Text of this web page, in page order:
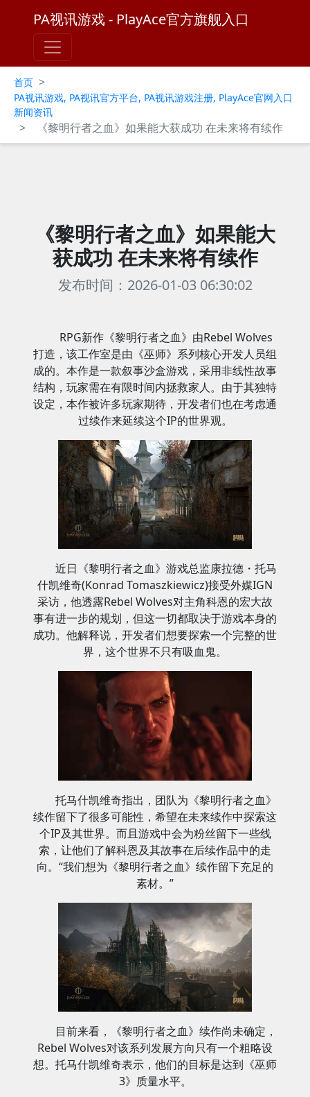
PA视讯游戏 - PlayAce官方旗舰入口
首页 >
PA视讯游戏, PA视讯官方平台, PA视讯游戏注册, PlayAce官网入口
新闻资讯
> 《黎明行者之血》如果能大获成功 在未来将有续作
《黎明行者之血》如果能大
获成功 在未来将有续作
发布时间：2026-01-03 06:30:02
RPG新作《黎明行者之血》由Rebel Wolves
打造，该工作室是由《巫师》系列核心开发人员组
成的。本作是一款叙事沙盒游戏，采用非线性故事
结构，玩家需在有限时间内拯救家人。由于其独特
设定，本作被许多玩家期待，开发者们也在考虑通
过续作来延续这个IP的世界观。
近日《黎明行者之血》游戏总监康拉德・托马
什凯维奇(Konrad Tomaszkiewicz)接受外媒IGN
采访，他透露Rebel Wolves对主角科恩的宏大故
事有进一步的规划，但这一切都取决于游戏本身的
成功。他解释说，开发者们想要探索一个完整的世
界，这个世界不只有吸血鬼。
托马什凯维奇指出，团队为《黎明行者之血》
续作留下了很多可能性，希望在未来续作中探索这
个IP及其世界。而且游戏中会为粉丝留下一些线
索，让他们了解科恩及其故事在后续作品中的走
向。“我们想为《黎明行者之血》续作留下充足的
素材。”
目前来看，《黎明行者之血》续作尚未确定，
Rebel Wolves对该系列发展方向只有一个粗略设
想。托马什凯维奇表示，他们的目标是达到《巫师
3》质量水平。